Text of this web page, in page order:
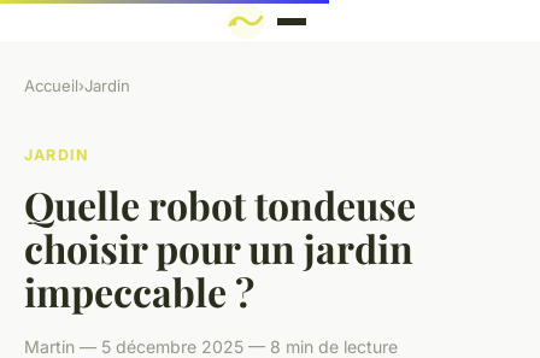
Accueil›Jardin
JARDIN
Quelle robot tondeuse
choisir pour un jardin
impeccable ?
Martin — 5 décembre 2025 — 8 min de lecture